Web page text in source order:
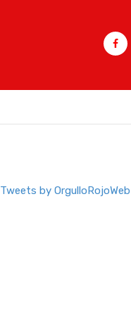
Tweets by OrgulloRojoWeb